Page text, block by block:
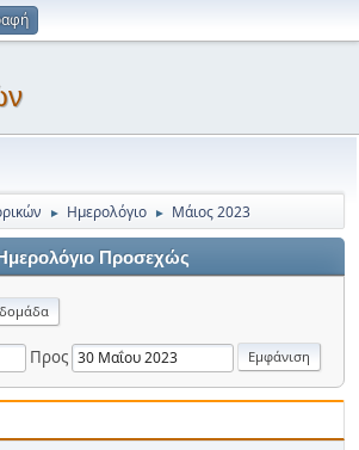
► Ημερολόγιο ► Μάιος 2023
Ημερολόγιο Προσεχώς
Προς